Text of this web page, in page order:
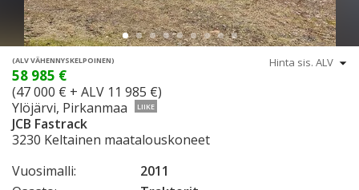
(ALV VÄHENNYSKELPOINEN)
58 985 €
(47 000 € + ALV 11 985 €)
Ylöjärvi, Pirkanmaa
LIIKE
JCB Fastrack
3230 Keltainen maatalouskoneet
Vuosimalli:
2011